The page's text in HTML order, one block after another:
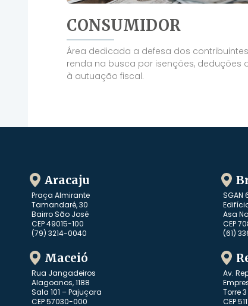
CONSUMIDOR
Área dedicada a defesa dos
renda na busca por isenções, deduções
à autuação fiscal.
Aracaju
Praça Almirante
Tamandaré, 30
Bairro São José
CEP 49015-100
(79) 3214-0040
SGAN
Asa
CEP
(61)
Maceió
Rua Jangadeiros
Alagoanos, 1188
Sala 101 – Pajuçara
CEP 57030-000
Av.
Torre
CEP